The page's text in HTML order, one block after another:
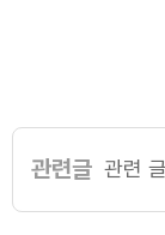
관련글 관련